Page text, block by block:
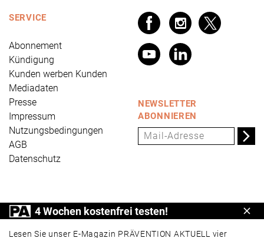
SERVICE
Abonnement
Kündigung
Kunden werben Kunden
Mediadaten
Presse
Impressum
Nutzungsbedingungen
AGB
Datenschutz
NEWSLETTER
ABONNIEREN
PRÄVENTION AKTUELL ist ein Produkt der Universum
Verlag GmbH, Wettinerstraße 3-5, 65189 Wiesbaden,
www.universum.de,info@universum.de
4 Wochen kostenfrei testen!
Lesen Sie unser E-Magazin PRÄVENTION AKTUELL vier